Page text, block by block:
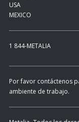
USA
MEXICO
1 844-METALIA
Por favor contáctenos
ambiente de trabajo.